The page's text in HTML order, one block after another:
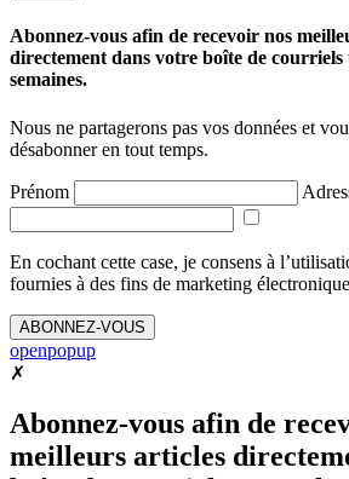
Abonnez-vous afin de recevoir nos
directement dans votre boîte de courriels
semaines.
Nous ne partagerons pas vos données et
désabonner en tout temps.
Prénom
En cochant cette case, je consens à
fournies à des fins de marketing
ABONNEZ-VOUS
openpopup
✗
Abonnez-vous afin de
meilleurs articles